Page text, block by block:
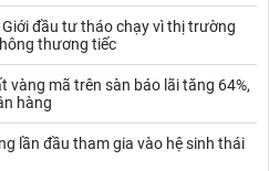
đầu tư tháo chạy vì thị trường
thương tiếc
vàng mã trên sàn báo lãi tăng 64%,
hàng
lần đầu tham gia vào hệ sinh thái